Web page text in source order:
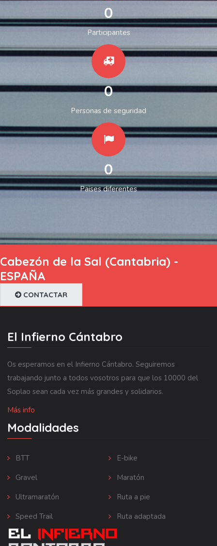
0
Participantes
0
Personas de seguridad
0
Paises diferentes
Cabezón de la Sal (Cantabria) -
ESPAÑA
CONTACTAR
El Infierno Cántabro
Os esperamos en el Infierno Cántabro. Seguiremos
trabajando junto a todos vosotros para que los 10000 del
Soplao sean cada vez más grandes y solidarios.
Más info
Modalidades
BTT
E-bike
Gravel
Maratón
Ultramaratón
Ruta a pie
Speed Trail
Ruta adaptada